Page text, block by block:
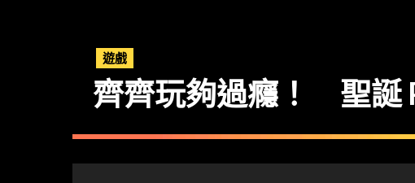
遊戲
齊齊玩夠過癮！ 聖誕